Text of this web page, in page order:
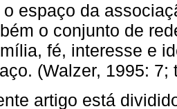
espaço da
o conjunto de
fé, interesse e
(Walzer, 1995: 7;
artigo está